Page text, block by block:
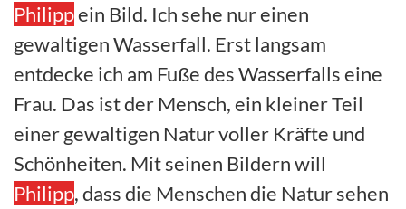
Philippein Bild. Ich sehe nur einen
gewaltigen Wasserfall. Erst langsam
entdecke ich am Fuße des Wasserfalls eine
Frau. Das ist der Mensch, ein kleiner Teil
einer gewaltigen Natur voller Kräfte und
Schönheiten. Mit seinen Bildern will
Philipp, dass die Menschen die Natur sehen